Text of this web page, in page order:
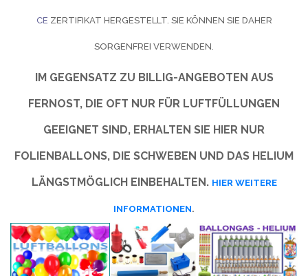
CE ZERTIFIKAT HERGESTELLT. SIE KÖNNEN SIE DAHER
SORGENFREI VERWENDEN.
IM GEGENSATZ ZU BILLIG-ANGEBOTEN AUS
FERNOST, DIE OFT NUR FÜR LUFTFÜLLUNGEN
GEEIGNET SIND, ERHALTEN SIE HIER NUR
FOLIENBALLONS, DIE SCHWEBEN UND DAS HELIUM
LÄNGSTMÖGLICH EINBEHALTEN. HIER WEITERE
INFORMATIONEN.